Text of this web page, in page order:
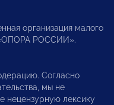
организация малого
«ОПОРА РОССИИ».
Согласно
мы не
нецензурную лексику